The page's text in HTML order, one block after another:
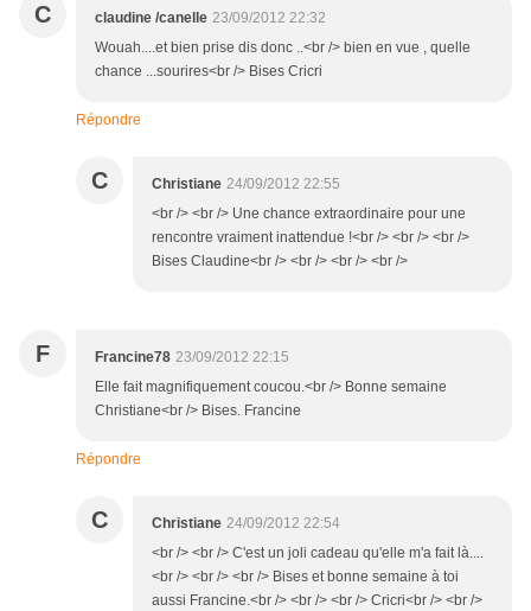
C claudine /canelle 23/09/2012 22:32
Wouah....et bien prise dis donc ..<br /> bien en vue , quelle
chance ...sourires<br /> Bises Cricri
Répondre
C Christiane 24/09/2012 22:55
<br /> <br /> Une chance extraordinaire pour une
rencontre vraiment inattendue !<br /> <br /> <br />
Bises Claudine<br /> <br /> <br /> <br />
F Francine78 23/09/2012 22:15
Elle fait magnifiquement coucou.<br /> Bonne semaine
Christiane<br /> Bises. Francine
Répondre
C Christiane 24/09/2012 22:54
<br /> <br /> C'est un joli cadeau qu'elle m'a fait là....
<br /> <br /> <br /> Bises et bonne semaine à toi
aussi Francine.<br /> <br /> <br /> Cricri<br /> <br />